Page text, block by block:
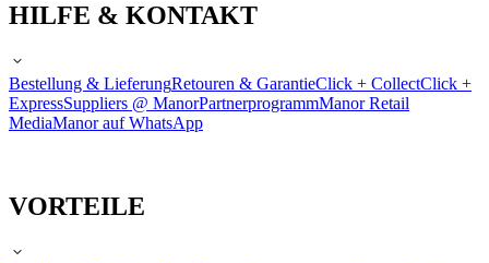
HILFE & KONTAKT
Bestellung & LieferungRetouren & GarantieClick + CollectClick +
ExpressSuppliers @ ManorPartnerprogrammManor Retail
MediaManor auf WhatsApp
VORTEILE